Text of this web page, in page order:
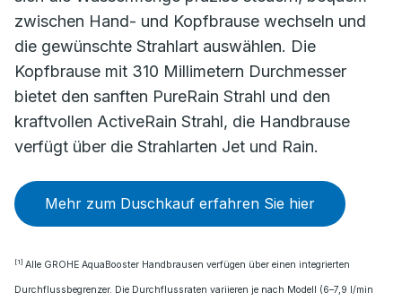
zwischen Hand- und Kopfbrause wechseln und
die gewünschte Strahlart auswählen. Die
Kopfbrause mit 310 Millimetern Durchmesser
bietet den sanften PureRain Strahl und den
kraftvollen ActiveRain Strahl, die Handbrause
verfügt über die Strahlarten Jet und Rain.
Mehr zum Duschkauf erfahren Sie hier
[1] Alle GROHE AquaBooster Handbrausen verfügen über einen integrierten
Durchflussbegrenzer. Die Durchflussraten variieren je nach Modell (6–7,9 l/min